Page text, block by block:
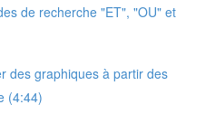
de recherche "ET", "OU" et
des graphiques à partir des
(4:44)